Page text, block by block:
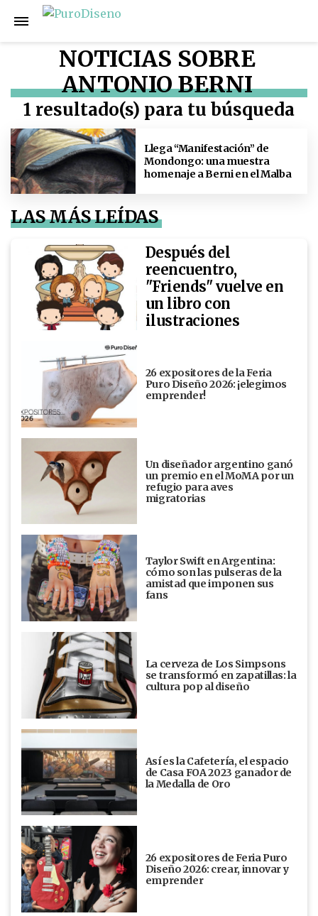
NOTICIAS SOBRE
ANTONIO BERNI
1 resultado(s) para tu búsqueda
Llega “Manifestación” de
Mondongo: una muestra
homenaje a Berni en el Malba
LAS MÁS LEÍDAS
Después del
reencuentro,
"Friends" vuelve en
un libro con
ilustraciones
26 expositores de la Feria
Puro Diseño 2026: ¡elegimos
emprender!
Un diseñador argentino ganó
un premio en el MoMA por un
refugio para aves
migratorias
Taylor Swift en Argentina:
cómo son las pulseras de la
amistad que imponen sus
fans
La cerveza de Los Simpsons
se transformó en zapatillas: la
cultura pop al diseño
Así es la Cafetería, el espacio
de Casa FOA 2023 ganador de
la Medalla de Oro
26 expositores de Feria Puro
Diseño 2026: crear, innovar y
emprender